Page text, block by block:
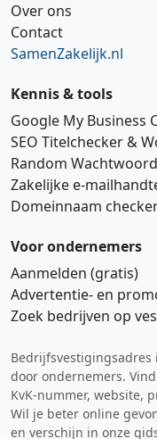
Over ons
Contact
SamenZakelijk.nl
Kennis & tools
Google My Business
SEO Titelchecker &
Random
Zakelijke
Domeinnaam
Voor ondernemers
Aanmelden (gratis)
Advertentie‑ en
Zoek bedrijven op
door ondernemers.
KvK‑nummer, website,
Wil je beter online
en verschijn in onze
Hi 👋 We